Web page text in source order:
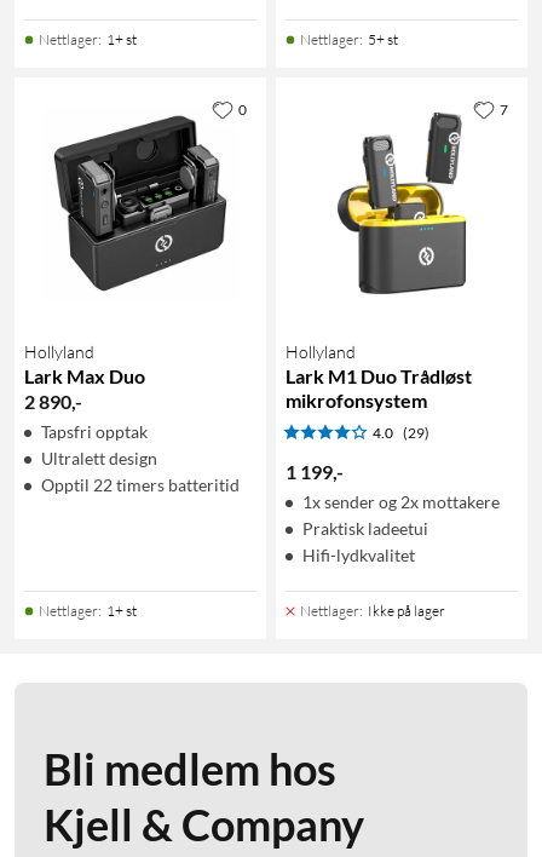
Nettlager: 1+ st Nettlager: 5+ st
Hollyland
Lark Max Duo
2 890,-
Tapsfri opptak
Ultralett design
Opptil 22 timers batteritid
Nettlager: 1+ st
0
Hollyland
Lark M1 Duo Trådløst
mikrofonsystem
4.0 (29)
1 199,-
1x sender og 2x mottakere
Praktisk ladeetui
Hifi-lydkvalitet
Nettlager: Ikke på lager
7
Bli medlem hos
Kjell & Company